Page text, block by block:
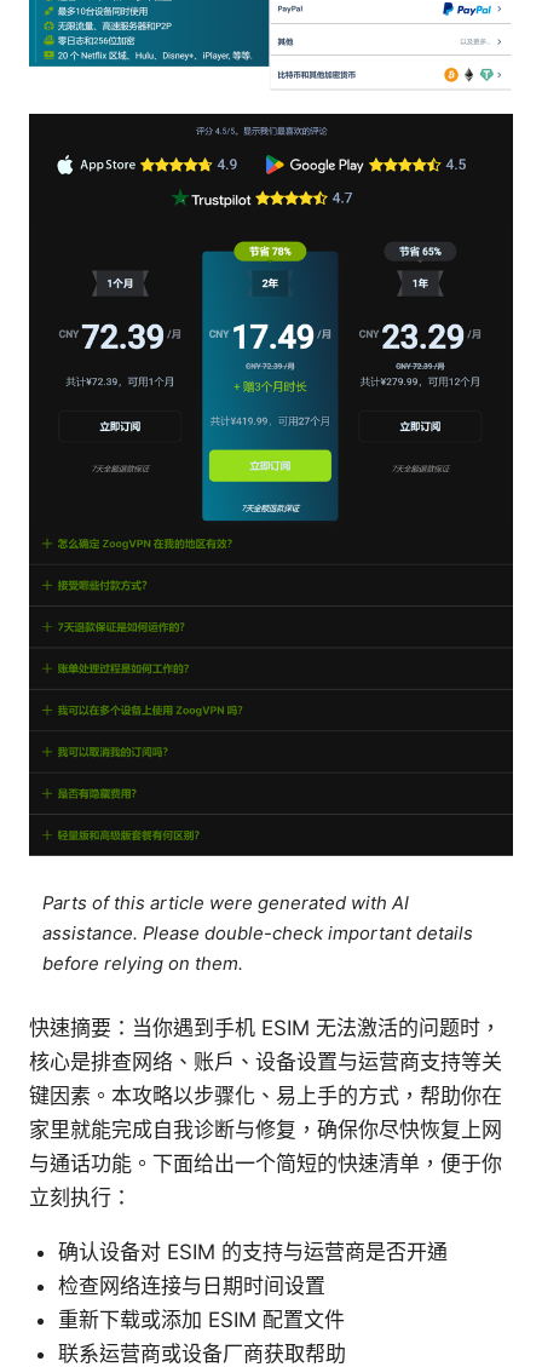
Parts of this article were generated with AI
assistance. Please double-check important details
before relying on them.
快速摘要：当你遇到手机 ESIM 无法激活的问题时，
核心是排查网络、账户、设备设置与运营商支持等关
键因素。本攻略以步骤化、易上手的方式，帮助你在
家里就能完成自我诊断与修复，确保你尽快恢复上网
与通话功能。下面给出一个简短的快速清单，便于你
立刻执行：
确认设备对 ESIM 的支持与运营商是否开通
检查网络连接与日期时间设置
重新下载或添加 ESIM 配置文件
联系运营商或设备厂商获取帮助